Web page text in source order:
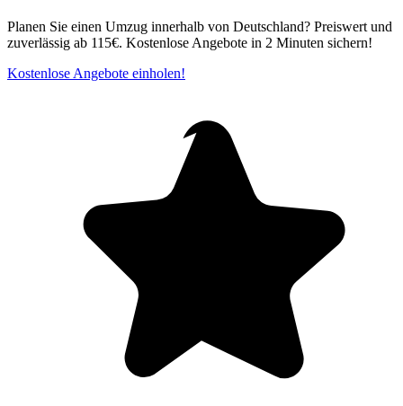
Planen Sie einen Umzug innerhalb von Deutschland? Preiswert und
zuverlässig ab 115€. Kostenlose Angebote in 2 Minuten sichern!
Kostenlose Angebote einholen!